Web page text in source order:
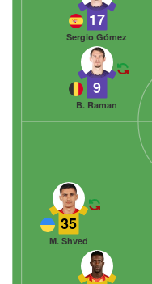
17
Sergio Gómez
9
B. Raman
35
M. Shved